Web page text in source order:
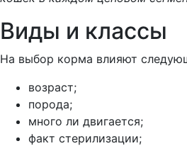
Виды и классы
На выбор корма влияют
возраст;
порода;
много ли двигается;
факт стерилизации;